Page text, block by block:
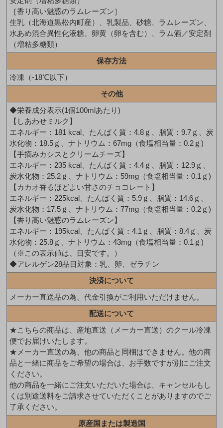
［香り高い魅惑のラムレーズン］
生乳（北海道黒松内町産）、乳製品、砂糖、ラムレーズン、
水あめ混合異性化液糖、卵黄（卵を含む）、ラム酒／安定剤
（増粘多糖類）
保存方法
冷凍（-18℃以下）
その他
◆栄養成分表示(1個100mlあたり)
【しあわせミルク】
エネルギー：181 kcal、たんぱく質：4.8ｇ、脂質：9.7ｇ、炭
水化物：18.5ｇ、ナトリウム：67mg（食塩相当量：0.2ｇ)
【手摘みカシスとクリームチーズ】
エネルギー：235 kcal、たんぱく質：4.4ｇ、脂質：12.9ｇ、
炭水化物：25.2ｇ、ナトリウム：59mg（食塩相当量：0.1ｇ)
【カカオ香るほどよい甘さのチョコレート】
エネルギー：225kcal、たんぱく質：5.9ｇ、脂質：14.6ｇ、
炭水化物：17.5ｇ、ナトリウム：77mg（食塩相当量：0.2ｇ)
【香り高い魅惑のラムレーズン】
エネルギー：195kcal、たんぱく質：4.1ｇ、脂質：8.4ｇ、炭
水化物：25.8ｇ、ナトリウム：43mg（食塩相当量：0.1ｇ)
（※この表示値は、目安です。）
◆アレルゲン28品目対象：乳、卵、ゼラチン
決済について
メーカー直送品の為、代金引換がご利用いただけません。
配送について
★こちらの商品は、産地直送（メーカー直送）のクール冷凍
便でお届けいたします。
★メーカー直送の為、他の商品と同梱はできません。他の商
品と一緒に商品をご希望の場合は、お手数ですが別にご注文
ください。
他の商品を一緒にご注文いただいた場合は、キャンセルもし
くは別途送料をご請求させていただくことがありますのでご
了承ください。
原産国または製造国